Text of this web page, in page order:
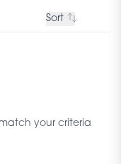
Sort
your criteria